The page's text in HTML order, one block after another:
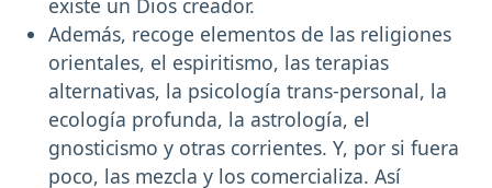
existe un Dios creador.
Además, recoge elementos de las religiones
orientales, el espiritismo, las terapias
alternativas, la psicología trans-personal, la
ecología profunda, la astrología, el
gnosticismo y otras corrientes. Y, por si fuera
poco, las mezcla y los comercializa. Así